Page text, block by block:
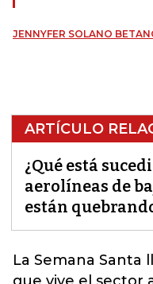
JENNYFER SOLANO
ARTÍCULO
¿Qué está
aerolíneas de
están
La Semana Santa